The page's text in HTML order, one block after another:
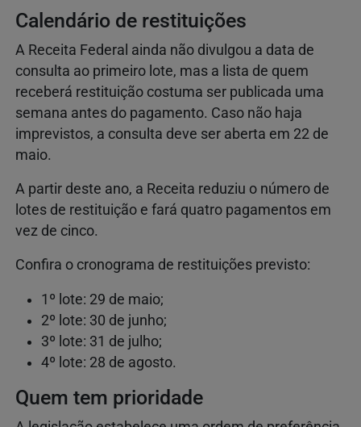
Calendário de restituições
A Receita Federal ainda não divulgou a data de
consulta ao primeiro lote, mas a lista de quem
receberá restituição costuma ser publicada uma
semana antes do pagamento. Caso não haja
imprevistos, a consulta deve ser aberta em 22 de
maio.
A partir deste ano, a Receita reduziu o número de
lotes de restituição e fará quatro pagamentos em
vez de cinco.
Confira o cronograma de restituições previsto:
1º lote: 29 de maio;
2º lote: 30 de junho;
3º lote: 31 de julho;
4º lote: 28 de agosto.
Quem tem prioridade